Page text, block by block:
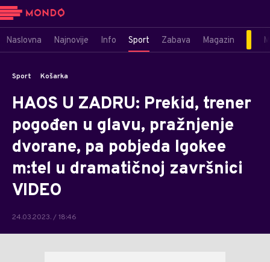
Naslovna Najnovije Info Sport Zabava Magazin
Sport Košarka
HAOS U ZADRU: Prekid, trener
pogođen u glavu, pražnjenje
dvorane, pa pobjeda Igokee
m:tel u dramatičnoj završnici
VIDEO
24.03.2023. / 18:46